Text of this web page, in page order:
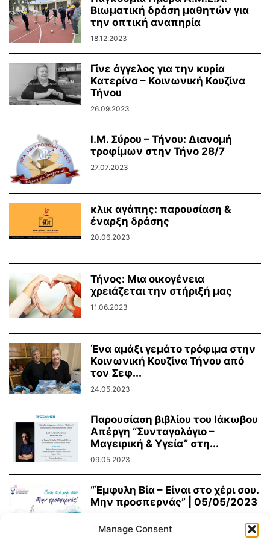
Manage Consent
Βιωματική δράση μαθητών για
την οπτική αναπηρία
18.12.2023
Γίνε άγγελος για την κυρία
Κατερίνα – Κοινωνική Κουζίνα
Τήνου
26.09.2023
Ι.Μ. Σύρου – Τήνου: Διανομή
τροφίμων στην Τήνο 28/7
27.07.2023
κλικ αγάπης: παρουσίαση &
έναρξη δράσης
20.06.2023
Τήνος: Μια οικογένεια
χρειάζεται την στήριξή μας
11.06.2023
Ένα αμάξι γεμάτο τρόφιμα στην
Κοινωνική Κουζίνα Τήνου από
τον Σεφ...
24.05.2023
Παρουσίαση βιβλίου του Ιάκωβου
Απέργη “Συνταγολόγιο –
Μαγειρική & Υγεία” στη...
09.05.2023
“Έμφυλη Βία – Είναι στο χέρι σου.
Μην προσπερνάς” | 05/05/2023